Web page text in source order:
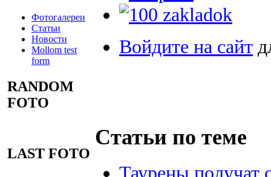
Фотогалереи
Статьи
Новости
Mollom test
form
RANDOM
FOTO
LAST FOTO
Войдите на сайт
Статьи по теме
Таурены получат